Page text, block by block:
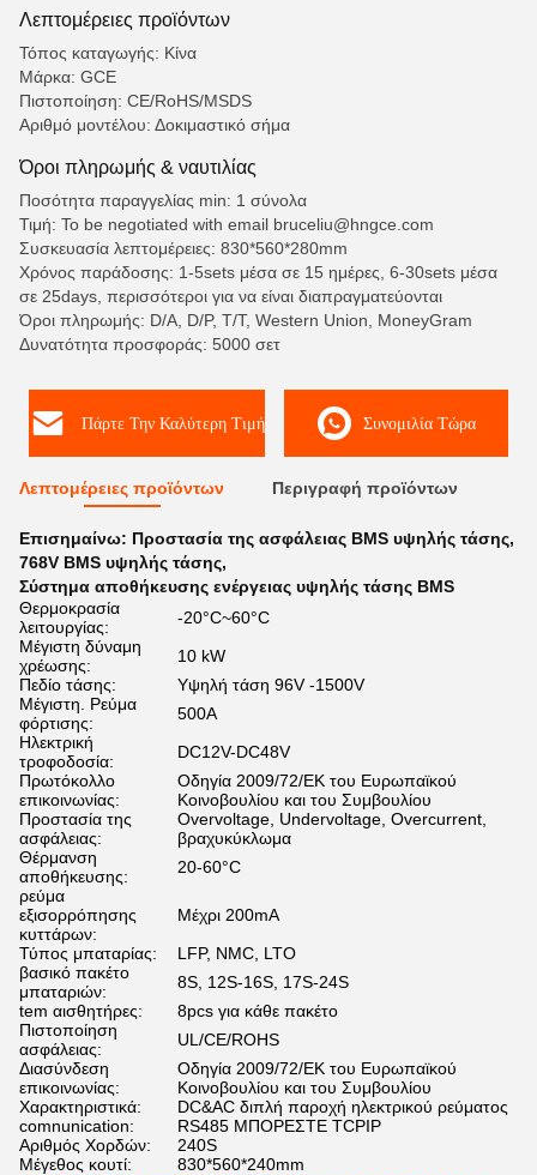
Λεπτομέρειες προϊόντων
Τόπος καταγωγής: Κίνα
Μάρκα: GCE
Πιστοποίηση: CE/RoHS/MSDS
Αριθμό μοντέλου: Δοκιμαστικό σήμα
Όροι πληρωμής & ναυτιλίας
Ποσότητα παραγγελίας min: 1 σύνολα
Τιμή: To be negotiated with email bruceliu@hngce.com
Συσκευασία λεπτομέρειες: 830*560*280mm
Χρόνος παράδοσης: 1-5sets μέσα σε 15 ημέρες, 6-30sets μέσα
σε 25days, περισσότεροι για να είναι διαπραγματεύονται
Όροι πληρωμής: D/A, D/P, T/T, Western Union, MoneyGram
Δυνατότητα προσφοράς: 5000 σετ
Πάρτε Την Καλύτερη Τιμή Συνομιλία Τώρα
Λεπτομέρειες προϊόντων Περιγραφή προϊόντων
Επισημαίνω: Προστασία της ασφάλειας BMS υψηλής τάσης,
768V BMS υψηλής τάσης,
Σύστημα αποθήκευσης ενέργειας υψηλής τάσης BMS
Θερμοκρασία
λειτουργίας:
-20°C~60°C
Μέγιστη δύναμη
χρέωσης:
10 kW
Πεδίο τάσης:
Υψηλή τάση 96V -1500V
Μέγιστη. Ρεύμα
φόρτισης:
500A
Ηλεκτρική
τροφοδοσία:
DC12V-DC48V
Πρωτόκολλο
επικοινωνίας:
Οδηγία 2009/72/ΕΚ του Ευρωπαϊκού
Κοινοβουλίου και του Συμβουλίου
Προστασία της
ασφάλειας:
Overvoltage, Undervoltage, Overcurrent,
βραχυκύκλωμα
Θέρμανση
αποθήκευσης:
20-60°C
ρεύμα
εξισορρόπησης
κυττάρων:
Μέχρι 200mA
Τύπος μπαταρίας:
LFP, NMC, LTO
βασικό πακέτο
μπαταριών:
8S, 12S-16S, 17S-24S
tem αισθητήρες:
8pcs για κάθε πακέτο
Πιστοποίηση
ασφάλειας:
UL/CE/ROHS
Διασύνδεση
επικοινωνίας:
Οδηγία 2009/72/ΕΚ του Ευρωπαϊκού
Κοινοβουλίου και του Συμβουλίου
Χαρακτηριστικά:
DC&AC διπλή παροχή ηλεκτρικού ρεύματος
comnunication:
RS485 ΜΠΟΡΕΣΤΕ TCPIP
Αριθμός Χορδών:
240S
Μέγεθος κουτί:
830*560*240mm